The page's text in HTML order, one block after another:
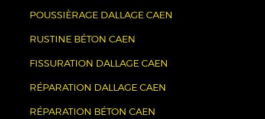
POUSSIÈRAGE DALLAGE CAEN
RUSTINE BÉTON CAEN
FISSURATION DALLAGE CAEN
RÉPARATION DALLAGE CAEN
RÉPARATION BÉTON CAEN